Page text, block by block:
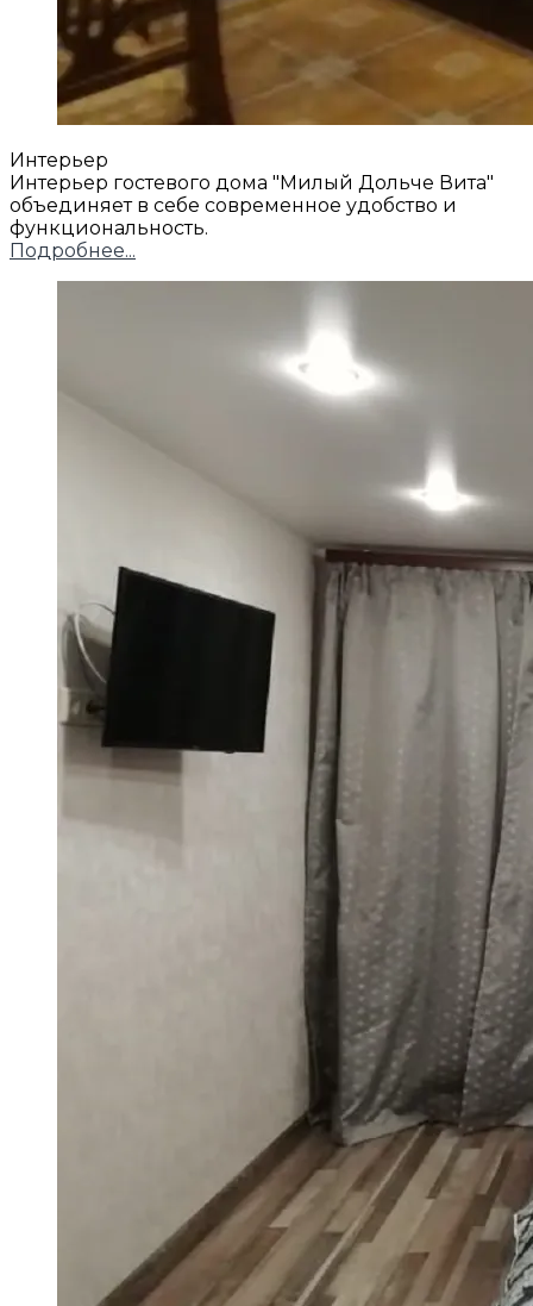
Интерьер
Интерьер гостевого дома "Милый Дольче Вита"
объединяет в себе современное удобство и
функциональность.
Подробнее...